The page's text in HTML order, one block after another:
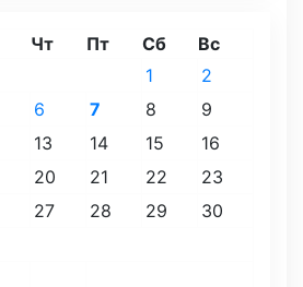
Чт Пт Сб Вс
1
2
6 7 8
9
13 14 15
16
20 21 22
23
27 28 29
30